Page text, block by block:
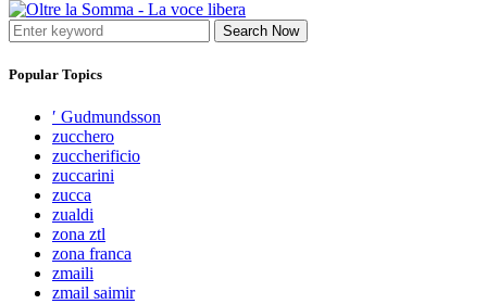
Search Now
Popular Topics
′ Gudmundsson
zucchero
zuccherificio
zuccarini
zucca
zualdi
zona ztl
zona franca
zmaili
zmail saimir